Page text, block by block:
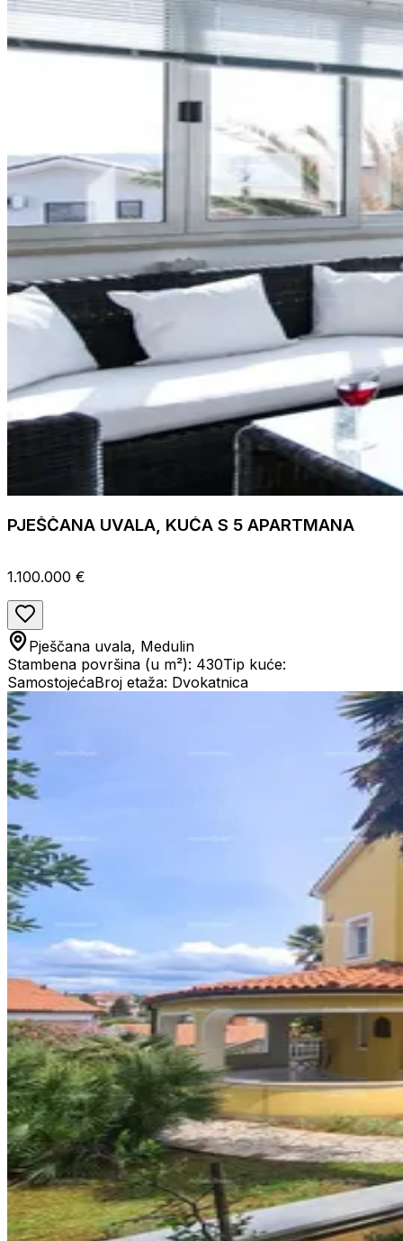
PJEŠČANA UVALA, KUĆA S 5 APARTMANA
1.100.000 €
Pješčana uvala, Medulin
Stambena površina (u m²): 430Tip kuće:
SamostojećaBroj etaža: Dvokatnica